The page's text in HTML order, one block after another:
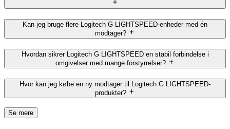
Kan jeg bruge flere Logitech G LIGHTSPEED-enheder med én
modtager?
Hvordan sikrer Logitech G LIGHTSPEED en stabil forbindelse i
omgivelser med mange forstyrrelser?
Hvor kan jeg købe en ny modtager til Logitech G LIGHTSPEED-
produkter?
Se mere